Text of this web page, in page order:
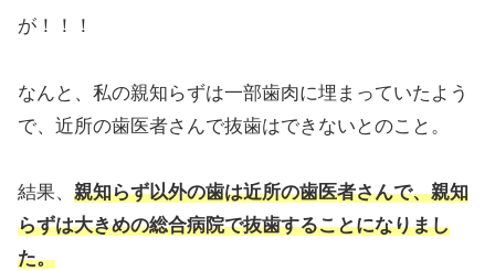
が！！！
なんと、私の親知らずは一部歯肉に埋まっていたよう
で、近所の歯医者さんで抜歯はできないとのこと。
結果、 親知らず以外の歯は近所の歯医者さんで、親知
らずは大きめの総合病院で抜歯することになりまし
た。